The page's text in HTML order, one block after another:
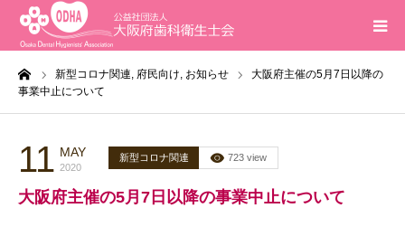
新型コロナ関連, 府民向け, お知らせ
大阪府主催の5月7日以降の
事業中止について
11 MAY
2020
新型コロナ関連 723 view
大阪府主催の5月7日以降の事業中止について
ホーム